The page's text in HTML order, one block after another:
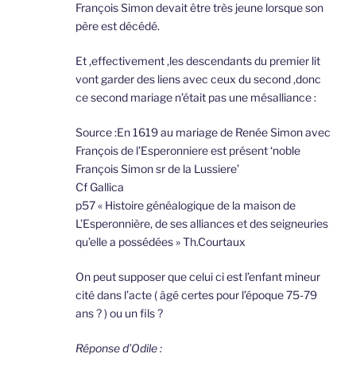
François Simon devait être très jeune lorsque son
père est décédé.
Et ,effectivement ,les descendants du premier lit
vont garder des liens avec ceux du second ,donc
ce second mariage n’était pas une mésalliance :
Source :En 1619 au mariage de Renée Simon avec
François de l’Esperonniere est présent ‘noble
François Simon sr de la Lussiere’
Cf Gallica
p57 « Histoire généalogique de la maison de
L’Esperonnière, de ses alliances et des seigneuries
qu’elle a possédées » Th.Courtaux
On peut supposer que celui ci est l’enfant mineur
cité dans l’acte ( âgé certes pour l’époque 75-79
ans ? ) ou un fils ?
Réponse d’Odile :